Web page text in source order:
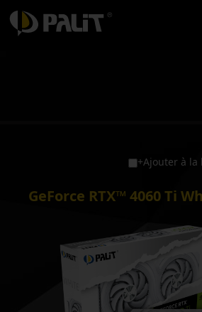
+Ajouter à la
GeForce RTX™ 4060 Ti